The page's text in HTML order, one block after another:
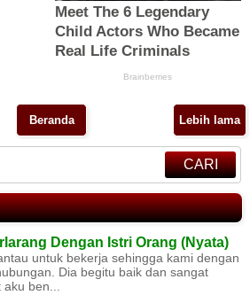
Lebih lama
Beranda
CARI
Dengan Istri Orang (Nyata)
untuk bekerja sehingga kami dengan
Dia begitu baik dan sangat
aku ben...